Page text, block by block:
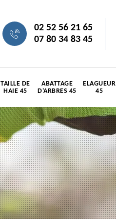
02 52 56 21 65
07 80 34 83 45
TAILLE DE
HAIE 45
ABATTAGE
D'ARBRES 45
ELAGUEUR
45